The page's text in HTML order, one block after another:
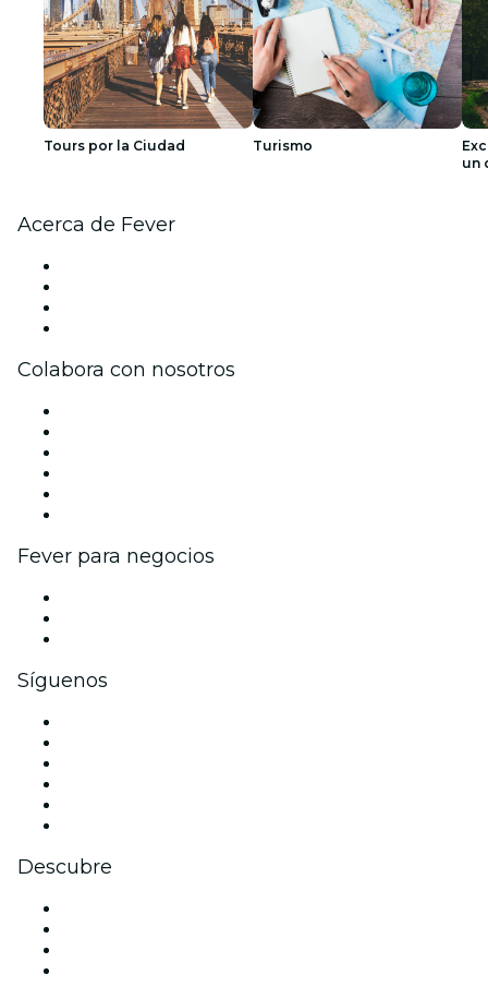
Tours por la Ciudad Turismo
un
Acerca de Fever
Colabora con nosotros
Fever para negocios
Síguenos
Descubre